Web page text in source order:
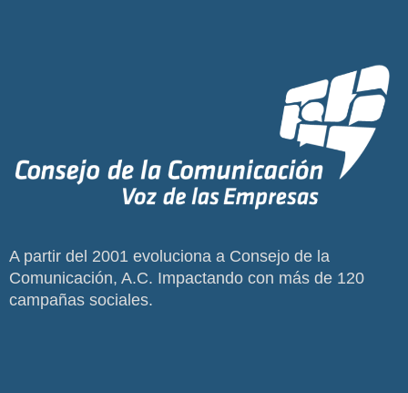
A partir del 2001 evoluciona a Consejo de la
Comunicación, A.C. Impactando con más de 120
campañas sociales.